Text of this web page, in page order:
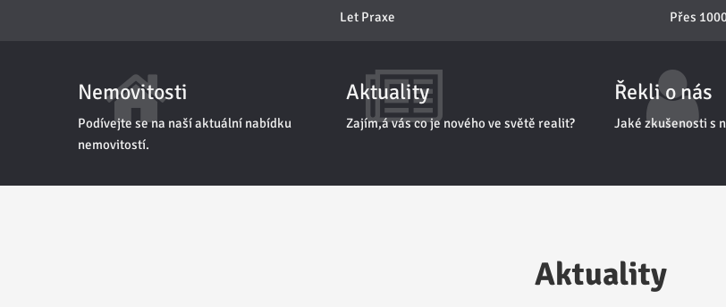
Let Praxe Přes
Nemovitosti
Podívejte se na naší aktuální nabídku
nemovitostí.
Aktuality
Zajím,á vás co je nového ve světě realit?
Řekli o nás
Jaké zkušenosti s
Aktuality